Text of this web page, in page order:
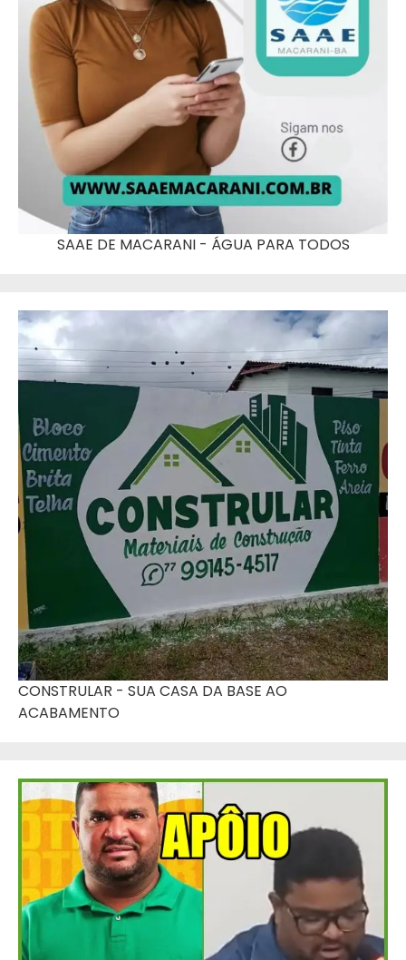
SAAE DE MACARANI - ÁGUA PARA TODOS
CONSTRULAR - SUA CASA DA BASE AO
ACABAMENTO